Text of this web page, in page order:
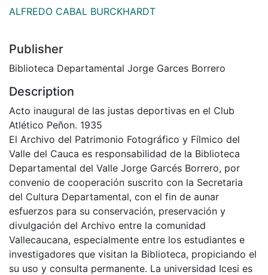
ALFREDO CABAL BURCKHARDT
Publisher
Biblioteca Departamental Jorge Garces Borrero
Description
Acto inaugural de las justas deportivas en el Club
Atlético Peñon. 1935
El Archivo del Patrimonio Fotográfico y Fílmico del
Valle del Cauca es responsabilidad de la Biblioteca
Departamental del Valle Jorge Garcés Borrero, por
convenio de cooperación suscrito con la Secretaria
del Cultura Departamental, con el fin de aunar
esfuerzos para su conservación, preservación y
divulgación del Archivo entre la comunidad
Vallecaucana, especialmente entre los estudiantes e
investigadores que visitan la Biblioteca, propiciando el
su uso y consulta permanente. La universidad Icesi es